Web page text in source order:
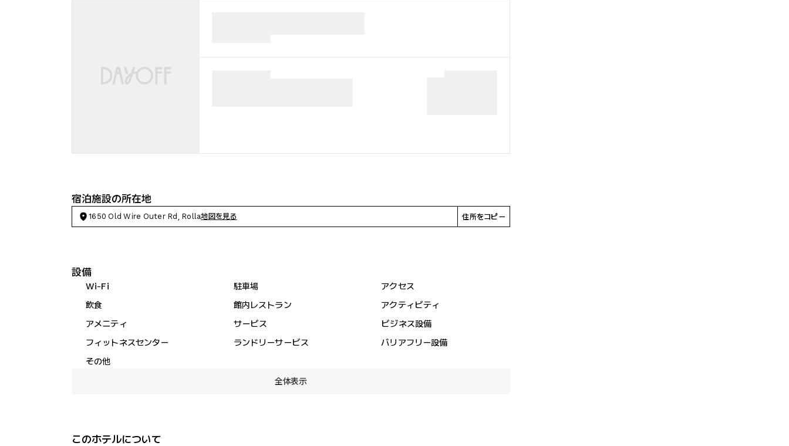
宿泊施設の所在地
1650 Old Wire Outer Rd, Rolla地図を見る 住所をコピー
設備
Wi-Fi 駐車場
アクセス
飲食
館内レストラン
アクティビティ
アメニティ
サービス
ビジネス設備
フィットネスセンター
ランドリーサービス
バリアフリー設備
その他
全体表示
このホテルについて